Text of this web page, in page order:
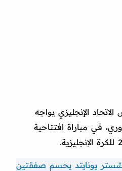
الإنجليزي يواجه
في مباراة افتتاحية
يونايتد يحسم صفقتين